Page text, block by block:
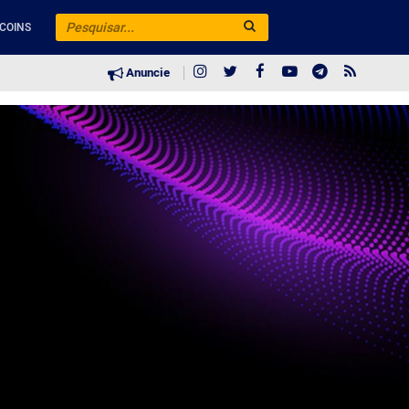
Anuncie